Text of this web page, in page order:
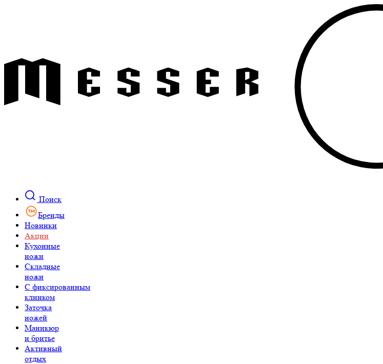
Поиск
Бренды
Новинки
Акции
Кухонные
ножи
Складные
ножи
C фиксированным
клинком
Заточка
ножей
Маникюр
и бритье
Активный
отдых